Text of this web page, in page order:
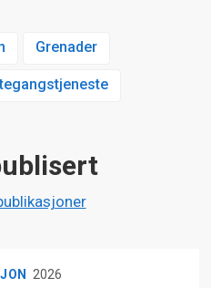
Grenader
2026